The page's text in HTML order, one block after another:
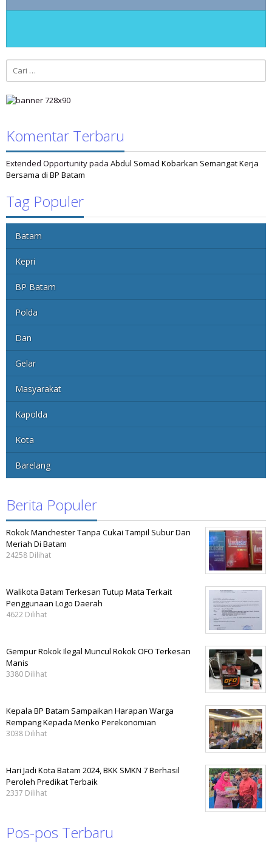
Cari
untuk:
Komentar Terbaru
Extended Opportunitypada Abdul Somad Kobarkan Semangat Kerja
Bersama di BP Batam
Tag Populer
Batam
Kepri
BP Batam
Polda
Dan
Gelar
Masyarakat
Kapolda
Kota
Barelang
Berita Populer
Rokok Manchester Tanpa Cukai Tampil Subur Dan
Meriah Di Batam
24258 Dilihat
Walikota Batam Terkesan Tutup Mata Terkait
Penggunaan Logo Daerah
4622 Dilihat
Gempur Rokok Ilegal Muncul Rokok OFO Terkesan
Manis
3380 Dilihat
Kepala BP Batam Sampaikan Harapan Warga
Rempang Kepada Menko Perekonomian
3038 Dilihat
Hari Jadi Kota Batam 2024, BKK SMKN 7 Berhasil
Peroleh Predikat Terbaik
2337 Dilihat
Pos-pos Terbaru